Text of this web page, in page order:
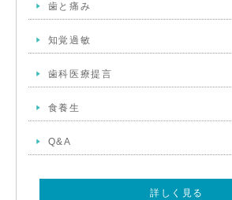
歯と痛み
知覚過敏
歯科医療提言
食養生
Q&A
詳しく見る